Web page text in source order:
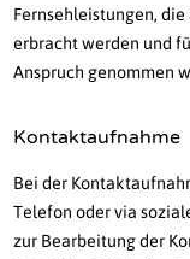
Fernsehleistungen,
erbracht werden und
Anspruch genommen
Kontaktaufnahme
Bei der
Telefon oder via
zur Bearbeitung der